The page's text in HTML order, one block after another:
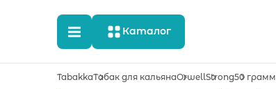
Каталог
TabakkaТабак для кальянаOrwellStrong50 грамм